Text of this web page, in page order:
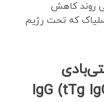
روند کاهش
سلیاک که تحت رژیم